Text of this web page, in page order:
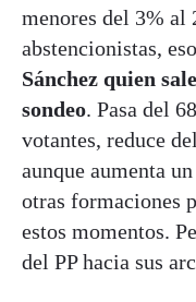
menores del 3% al
abstencionistas,
Sánchez quien
sondeo. Pasa del
votantes, reduce
aunque aumenta
otras formaciones
estos momentos.
del PP hacia sus